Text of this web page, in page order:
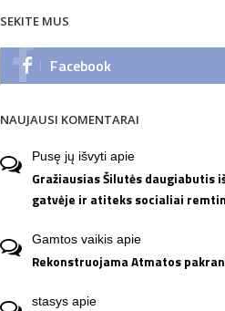
SEKITE MUS
Facebook
NAUJAUSI KOMENTARAI
Pusę jų išvyti apie
Gražiausias Šilutės daugiabutis
gatvėje ir atiteks socialiai
Gamtos vaikis apie
Rekonstruojama Atmatos
stasys apie